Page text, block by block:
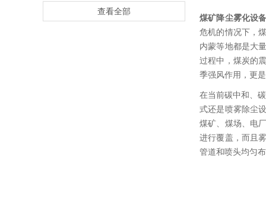
查看全部
煤矿降尘雾化设
危机的情况下，
内蒙等地都是大
过程中，煤炭的
季强风作用，更
在当前碳中和、
式还是喷雾除尘
煤矿、煤场、电
进行覆盖，而且
管道和喷头均匀